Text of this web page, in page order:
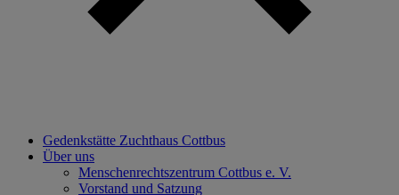
Gedenkstätte Zuchthaus Cottbus
Über uns
Menschenrechtszentrum Cottbus e. V.
Vorstand und Satzung